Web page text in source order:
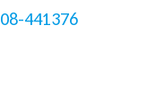
08-441376